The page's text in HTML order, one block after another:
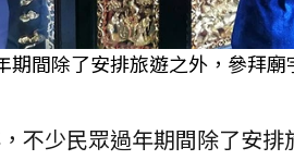
間除了安排旅遊之外，參拜
不少民眾過年期間除了安